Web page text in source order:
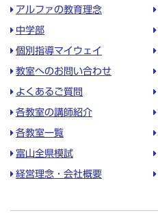
アルファの教育理念
中学部
個別指導マイウェイ
教室へのお問い合わせ
よくあるご質問
各教室の講師紹介
各教室一覧
富山全県模試
経営理念・会社概要